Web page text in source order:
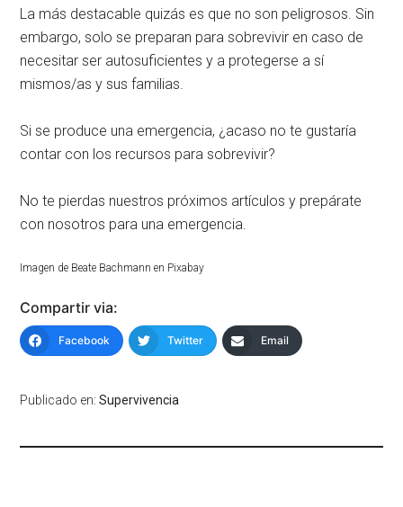
La más destacable quizás es que no son peligrosos. Sin
embargo, solo se preparan para sobrevivir en caso de
necesitar ser autosuficientes y a protegerse a sí
mismos/as y sus familias.
Si se produce una emergencia, ¿acaso no te gustaría
contar con los recursos para sobrevivir?
No te pierdas nuestros próximos artículos y prepárate
con nosotros para una emergencia.
Imagen de Beate Bachmann en Pixabay
Compartir via:
Facebook Twitter Email
Publicado en:Supervivencia